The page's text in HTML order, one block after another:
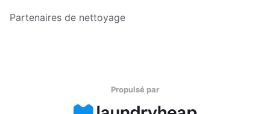
Partenaires de nettoyage
Propulsé par